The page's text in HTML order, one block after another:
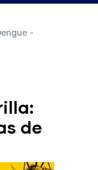
-
de